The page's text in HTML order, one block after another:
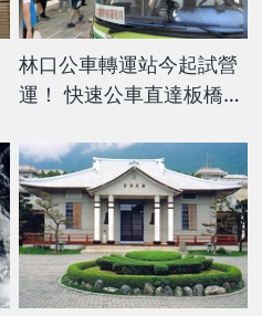
林口公車轉運站今起試營
運！ 快速公車直達板橋、